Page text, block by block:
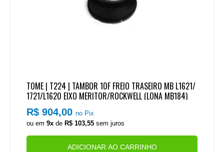
TOME | T224 | TAMBOR 10F FREIO TRASEIRO MB L1621/
1721/L1620 EIXO MERITOR/ROCKWELL (LONA MB184)
R$ 904,00no Pix
ou em9x de R$ 103,55 sem juros
ADICIONAR AO CARRINHO